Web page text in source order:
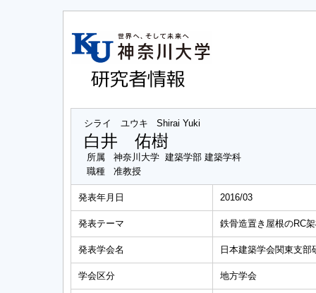
シライ ユウキ Shirai Yuki
白井 佑樹
所属
神奈川大学 建築学部 建築学科
職種
准教授
発表年月日 2016/03
発表テーマ 鉄骨造置き屋根のRC
発表学会名 日本建築学会関東支部
学会区分 地方学会